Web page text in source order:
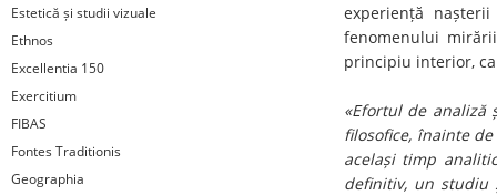
Estetică și studii vizuale
Ethnos
Excellentia 150
Exercitium
FIBAS
Fontes Traditionis
Geographia
experiență
fenomenului
principiu interior,
«Efortul de analiză
filosofice, înainte
același timp
definitiv, un studiu